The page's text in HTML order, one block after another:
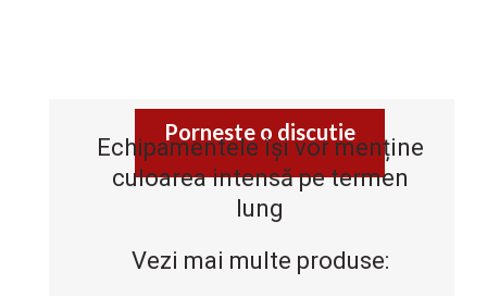
Porneste o discutie
Echipamentele își vor menține
culoarea intensă pe termen
lung
Vezi mai multe produse: